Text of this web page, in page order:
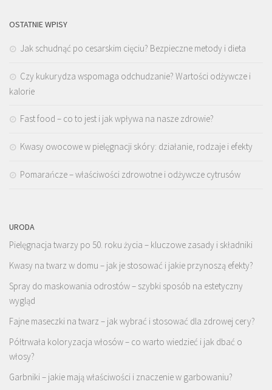
OSTATNIE WPISY
Jak schudnąć po cesarskim cięciu? Bezpieczne metody i dieta
Czy kukurydza wspomaga odchudzanie? Wartości odżywcze i
kalorie
Fast food – co to jest i jak wpływa na nasze zdrowie?
Kwasy owocowe w pielęgnacji skóry: działanie, rodzaje i efekty
Pomarańcze – właściwości zdrowotne i odżywcze cytrusów
URODA
Pielęgnacja twarzy po 50. roku życia – kluczowe zasady i składniki
Kwasy na twarz w domu – jak je stosować i jakie przynoszą efekty?
Spray do maskowania odrostów – szybki sposób na estetyczny
wygląd
Fajne maseczki na twarz – jak wybrać i stosować dla zdrowej cery?
Półtrwała koloryzacja włosów – co warto wiedzieć i jak dbać o
włosy?
Garbniki – jakie mają właściwości i znaczenie w garbowaniu?